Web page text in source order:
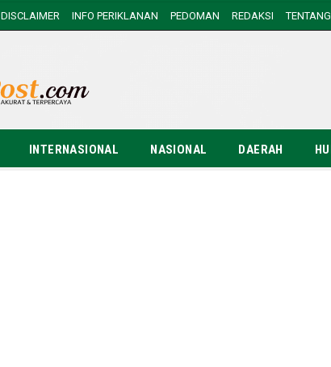
DISCLAIMER INFO PERIKLANAN PEDOMAN REDAKSI
INTERNASIONAL NASIONAL DAERAH